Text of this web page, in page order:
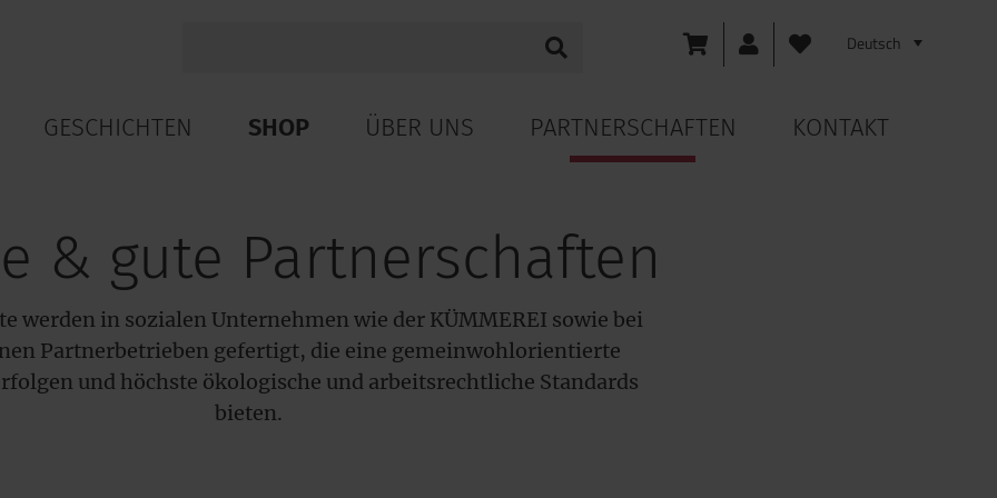
GESCHICHTEN SHOP ÜBER UNS PARTNERSCHAFTEN KONTAKT
& gute Partnerschaften
werden in sozialen Unternehmen wie der KÜMMEREI sowie bei
Partnerbetrieben gefertigt, die eine gemeinwohlorientierte
und höchste ökologische und arbeitsrechtliche Standards
bieten.